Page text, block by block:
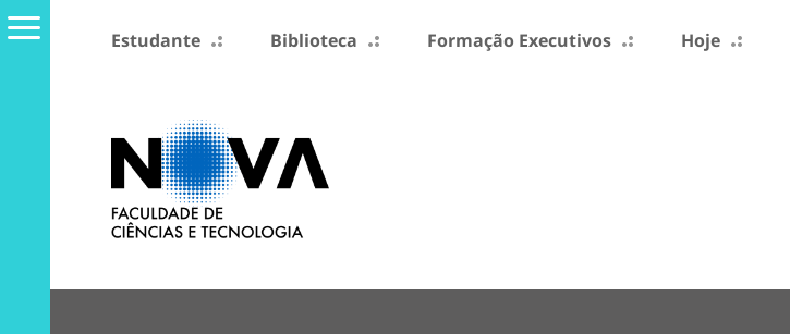
Estudante Biblioteca Formação Executivos Hoje